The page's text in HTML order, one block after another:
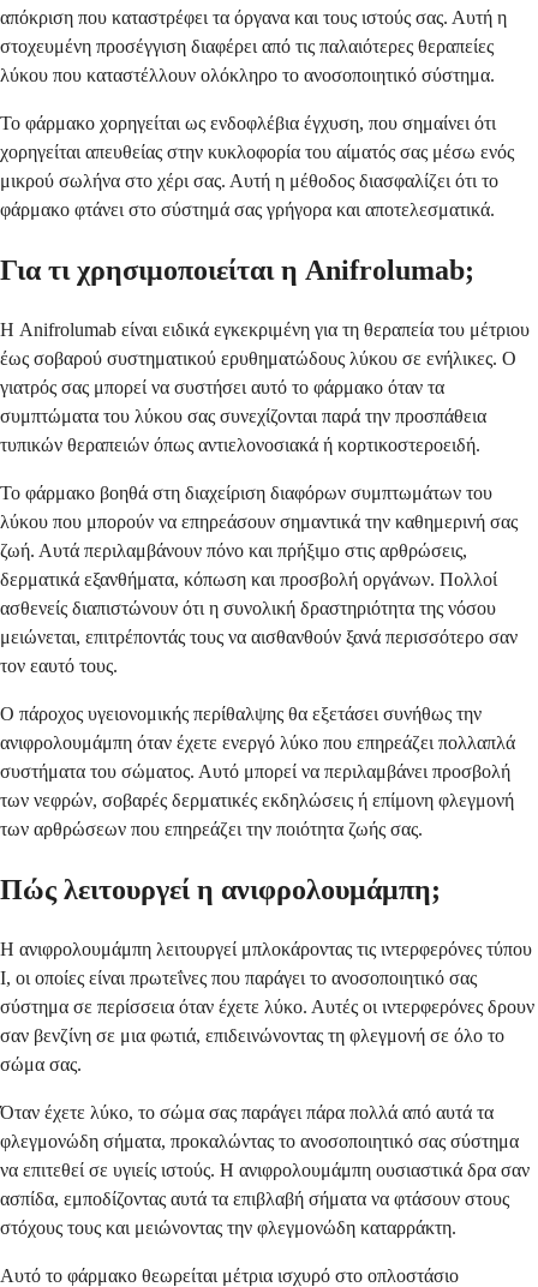
απόκριση που καταστρέφει τα όργανα και τους ιστούς σας. Αυτή η
στοχευμένη προσέγγιση διαφέρει από τις παλαιότερες θεραπείες
λύκου που καταστέλλουν ολόκληρο το ανοσοποιητικό σύστημα.
Το φάρμακο χορηγείται ως ενδοφλέβια έγχυση, που σημαίνει ότι
χορηγείται απευθείας στην κυκλοφορία του αίματός σας μέσω ενός
μικρού σωλήνα στο χέρι σας. Αυτή η μέθοδος διασφαλίζει ότι το
φάρμακο φτάνει στο σύστημά σας γρήγορα και αποτελεσματικά.
Για τι χρησιμοποιείται η Anifrolumab;
Η Anifrolumab είναι ειδικά εγκεκριμένη για τη θεραπεία του μέτριου
έως σοβαρού συστηματικού ερυθηματώδους λύκου σε ενήλικες. Ο
γιατρός σας μπορεί να συστήσει αυτό το φάρμακο όταν τα
συμπτώματα του λύκου σας συνεχίζονται παρά την προσπάθεια
τυπικών θεραπειών όπως αντιελονοσιακά ή κορτικοστεροειδή.
Το φάρμακο βοηθά στη διαχείριση διαφόρων συμπτωμάτων του
λύκου που μπορούν να επηρεάσουν σημαντικά την καθημερινή σας
ζωή. Αυτά περιλαμβάνουν πόνο και πρήξιμο στις αρθρώσεις,
δερματικά εξανθήματα, κόπωση και προσβολή οργάνων. Πολλοί
ασθενείς διαπιστώνουν ότι η συνολική δραστηριότητα της νόσου
μειώνεται, επιτρέποντάς τους να αισθανθούν ξανά περισσότερο σαν
τον εαυτό τους.
Ο πάροχος υγειονομικής περίθαλψης θα εξετάσει συνήθως την
ανιφρολουμάμπη όταν έχετε ενεργό λύκο που επηρεάζει πολλαπλά
συστήματα του σώματος. Αυτό μπορεί να περιλαμβάνει προσβολή
των νεφρών, σοβαρές δερματικές εκδηλώσεις ή επίμονη φλεγμονή
των αρθρώσεων που επηρεάζει την ποιότητα ζωής σας.
Πώς λειτουργεί η ανιφρολουμάμπη;
Η ανιφρολουμάμπη λειτουργεί μπλοκάροντας τις ιντερφερόνες τύπου
Ι, οι οποίες είναι πρωτεΐνες που παράγει το ανοσοποιητικό σας
σύστημα σε περίσσεια όταν έχετε λύκο. Αυτές οι ιντερφερόνες δρουν
σαν βενζίνη σε μια φωτιά, επιδεινώνοντας τη φλεγμονή σε όλο το
σώμα σας.
Όταν έχετε λύκο, το σώμα σας παράγει πάρα πολλά από αυτά τα
φλεγμονώδη σήματα, προκαλώντας το ανοσοποιητικό σας σύστημα
να επιτεθεί σε υγιείς ιστούς. Η ανιφρολουμάμπη ουσιαστικά δρα σαν
ασπίδα, εμποδίζοντας αυτά τα επιβλαβή σήματα να φτάσουν στους
στόχους τους και μειώνοντας την φλεγμονώδη καταρράκτη.
Αυτό το φάρμακο θεωρείται μέτρια ισχυρό στο οπλοστάσιο